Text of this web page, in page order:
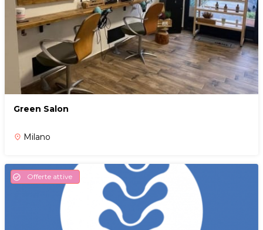
Green Salon
place Milano
check_circle Offerte attive